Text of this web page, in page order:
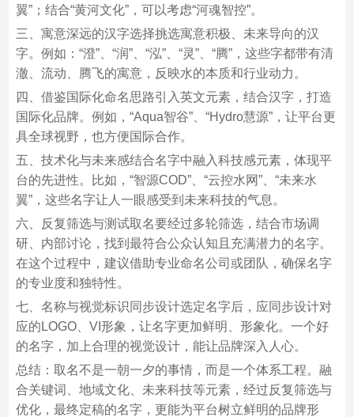
翼”；结合“黄河文化”，可以考虑“河魂智控”。
三、寓意深远的汉字选择挑选寓意积极、未来导向的汉
字。例如：“澄”、“润”、“泓”、“灵”、“腾”，这些字都带有清
澈、流动、腾飞的寓意，反映水的本质和行业动力。
四、借鉴国际化命名思路引入英文元素，结合汉字，打造
国际化品牌。例如，“Aqua智谷”、“Hydro慧源”，让平台更
具全球视野，也方便国际合作。
五、技术化与未来感结合名字中融入科技感元素，体现平
台的先进性。比如，“智源COD”、“云控水网”、“未来水
翼”，这些名字让人一眼感受到未来科技的气息。
六、反复筛选与测试取名要经过多轮筛选，结合市场调
研、内部讨论，找到最符合公众认知且充满潜力的名字。
在这个过程中，建议借助专业命名公司或团队，确保名字
的专业度和独特性。
七、名称与视觉标识同步设计选定名字后，应同步设计对
应的LOGO、VI形象，让名字更加鲜明、形象化。一个好
的名字，加上合理的视觉设计，能让品牌深入人心。
总结：取名不是一朝一夕的事情，而是一个体系工程。融
合关键词、地域文化、未来科技等元素，经过反复筛选与
优化，最终定稿的名字，更能为平台树立鲜明的品牌形